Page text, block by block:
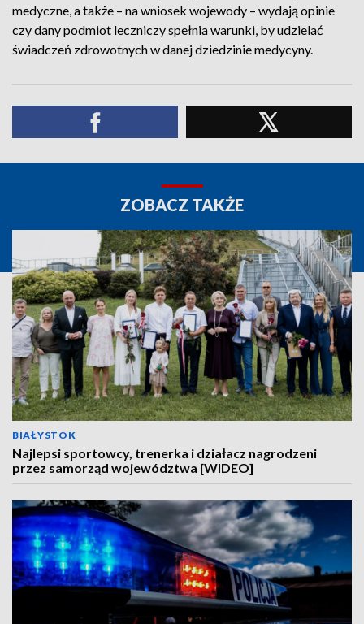
medyczne, a także – na wniosek wojewody – wydają opinie
czy dany podmiot leczniczy spełnia warunki, by udzielać
świadczeń zdrowotnych w danej dziedzinie medycyny.
ZOBACZ TAKŻE
BIAŁYSTOK
Najlepsi sportowcy, trenerka i działacz nagrodzeni
przez samorząd województwa [WIDEO]